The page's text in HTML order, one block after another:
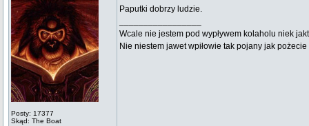
Posty: 17377
Skąd: The Boat
Paputki dobrzy ludzie.
Wcale nie jestem pod wypływem kolaholu niek
Nie niestem jawet wpiłowie tak pojany jak